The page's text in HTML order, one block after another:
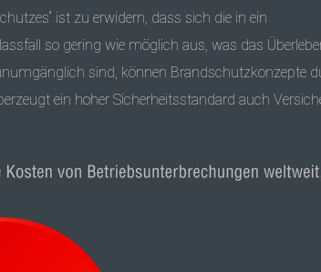
ist zu erwidern, dass sich die in ein
so gering wie möglich aus, was das
sind, können Brandschutzkonzepte
ein hoher Sicherheitsstandard auch